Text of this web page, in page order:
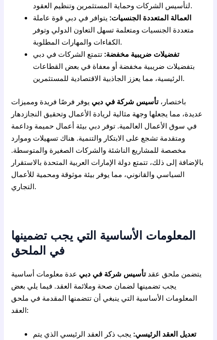
لتأسيس الشركات وحماية المستثمرين وتنظيم العقود.
العمالة المتعددة الجنسيات: يتوافر في دبي قوة عاملة
متعددة الجنسيات ومتعلمة تسهل التعاون الدولي وتوفر
الكفاءات والمهارات المطلوبة.
تفضيلات ضريبية مخفضة: تتمتع الشركات في دبي
بتفضيلات ضريبية مخفضة أو معفاة في بعض القطاعات
الرئيسية، مما يعزز الجاذبية الاقتصادية للمستثمرين.
باختصار،تأسيس شركة في دبي يوفر فرصًا فريدة ومميزات
عديدة، مما يجعلها وجهة مثالية لريادة الأعمال وتحقيق النجازدهار
في سوق الأعمال العالمية. توفر دبي بيئة أعمال حميمة وداعمة
ومتقدمة تشجع على الابتكار والتنمية. هناك تسهيلات وموارد
مخصصة للمشاريع الناشئة والشركات الصغيرة والمتوسطة.
بالإضافة إلى ذلك، تتمتع دولة الإمارات العربية المتحدة بالاستقرار
السياسي والقانوني، مما يوفر بيئة موثوقة ومحمية للأعمال
التجاري.
المعلومات الأساسية التي يجب تضمينها
في الملحق
يتضمن ملحق عقدتأسيس شركة في دبي عدة معلومات أساسية
يجب تضمينها لضمان صحة وملائمة العقد. فيما يلي بعض
المعلومات الأساسية التي ينبغي أن تتضمنها المقدمة في ملحق
العقد:
تعديل العقد الرئيسي: يجب ذكر العقد الرئيسي الذي يتم